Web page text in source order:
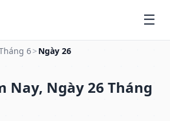
6> Ngày 26
Nay, Ngày 26 Tháng